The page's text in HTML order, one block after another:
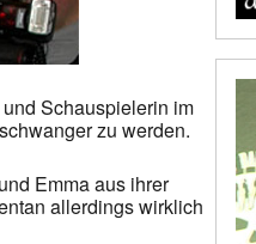
Schauspielerin im
zu werden.
Emma aus ihrer
allerdings wirklich